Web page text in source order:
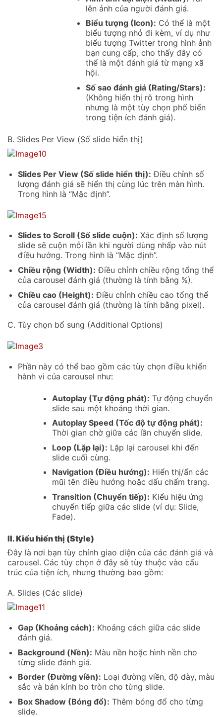
lên ảnh của người đánh giá.
Biểu tượng (Icon): Có thể là một
biểu tượng nhỏ đi kèm, ví dụ như
biểu tượng Twitter trong hình ảnh
bạn cung cấp, cho thấy đây có
thể là một đánh giá từ mạng xã
hội.
Số sao đánh giá (Rating/Stars):
(Không hiển thị rõ trong hình
nhưng là một tùy chọn phổ biến
trong tiện ích đánh giá).
B. Slides Per View (Số slide hiển thị)
Slides Per View (Số slide hiển thị): Điều chỉnh số
lượng đánh giá sẽ hiển thị cùng lúc trên màn hình.
Trong hình là “Mặc định”.
Slides to Scroll (Số slide cuộn): Xác định số lượng
slide sẽ cuộn mỗi lần khi người dùng nhấp vào nút
điều hướng. Trong hình là “Mặc định”.
Chiều rộng (Width): Điều chỉnh chiều rộng tổng thể
của carousel đánh giá (thường là tính bằng %).
Chiều cao (Height): Điều chỉnh chiều cao tổng thể
của carousel đánh giá (thường là tính bằng pixel).
C. Tùy chọn bổ sung (Additional Options)
Phần này có thể bao gồm các tùy chọn điều khiển
hành vi của carousel như:
Autoplay (Tự động phát): Tự động chuyển
slide sau một khoảng thời gian.
Autoplay Speed (Tốc độ tự động phát):
Thời gian chờ giữa các lần chuyển slide.
Loop (Lặp lại): Lặp lại carousel khi đến
slide cuối cùng.
Navigation (Điều hướng): Hiển thị/ẩn các
mũi tên điều hướng hoặc dấu chấm trang.
Transition (Chuyển tiếp): Kiểu hiệu ứng
chuyển tiếp giữa các slide (ví dụ: Slide,
Fade).
II. Kiểu hiển thị (Style)
Đây là nơi bạn tùy chỉnh giao diện của các đánh giá và
carousel. Các tùy chọn ở đây sẽ tùy thuộc vào cấu
trúc của tiện ích, nhưng thường bao gồm:
A. Slides (Các slide)
Gap (Khoảng cách): Khoảng cách giữa các slide
đánh giá.
Background (Nền): Màu nền hoặc hình nền cho
từng slide đánh giá.
Border (Đường viền): Loại đường viền, độ dày, màu
sắc và bán kính bo tròn cho từng slide.
Box Shadow (Bóng đổ): Thêm bóng đổ cho từng
slide.